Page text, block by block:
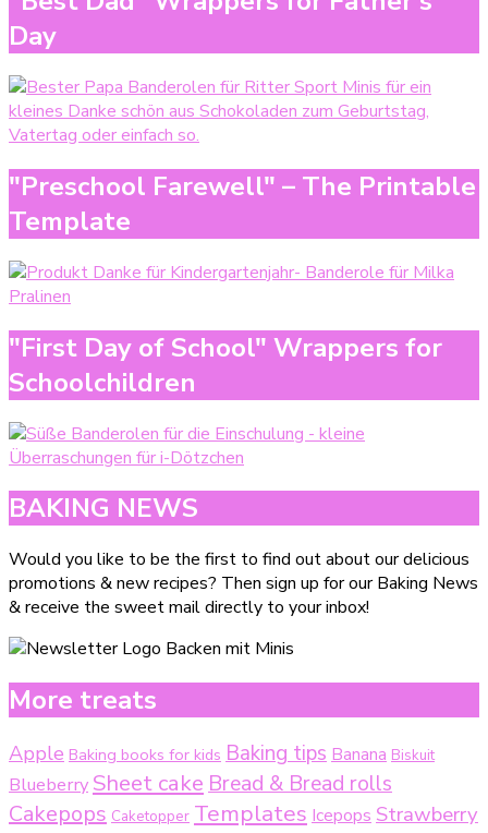
Day
"Preschool Farewell" – The Printable
Template
"First Day of School" Wrappers for
Schoolchildren
BAKING NEWS
Would you like to be the first to find out about our delicious
promotions & new recipes? Then sign up for our Baking News
& receive the sweet mail directly to your inbox!
More treats
Apple Baking books for kids Baking tips Banana Biskuit
Blueberry Sheet cake Bread & Bread rolls
Cakepops Caketopper Templates Icepops Strawberry